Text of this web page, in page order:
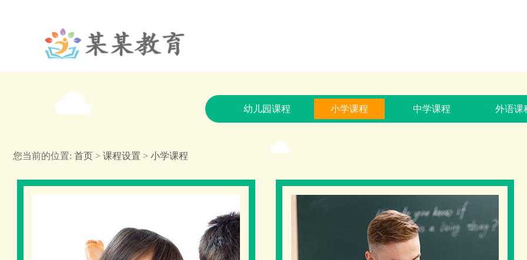
幼儿园课程 小学课程 中学课程 外语课
您当前的位置: 首页 > 课程设置 > 小学课程